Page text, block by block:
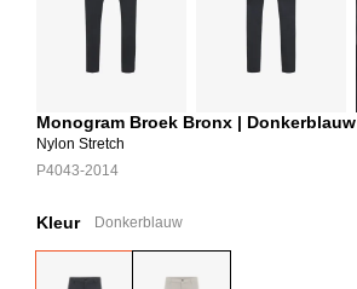
Monogram Broek Bronx | Donkerblauw
Nylon Stretch
P4043-2014
Kleur Donkerblauw